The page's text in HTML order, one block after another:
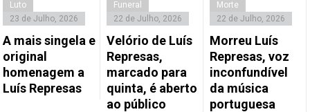
Luto
23 de Julho, 2026
A mais singela e
original
homenagem a
Luís Represas
Funeral
22 de Julho, 2026
Velório de Luís
Represas,
marcado para
quinta, é aberto
ao público
Morte
22 de Julho, 2026
Morreu Luís
Represas, voz
inconfundível
da música
portuguesa